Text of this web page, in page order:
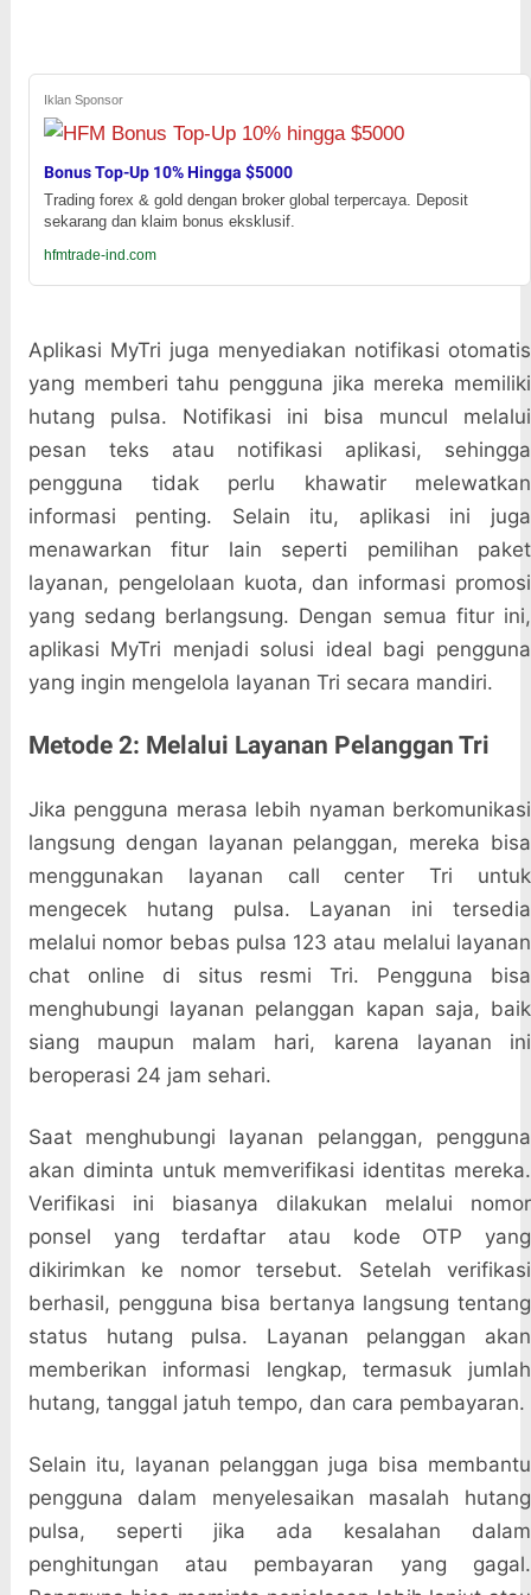
Iklan Sponsor
Bonus Top-Up 10% Hingga $5000
Trading forex & gold dengan broker global terpercaya. Deposit
sekarang dan klaim bonus eksklusif.
hfmtrade-ind.com
Aplikasi MyTri juga menyediakan notifikasi otomatis
yang memberi tahu pengguna jika mereka memiliki
hutang pulsa. Notifikasi ini bisa muncul melalui
pesan teks atau notifikasi aplikasi, sehingga
pengguna tidak perlu khawatir melewatkan
informasi penting. Selain itu, aplikasi ini juga
menawarkan fitur lain seperti pemilihan paket
layanan, pengelolaan kuota, dan informasi promosi
yang sedang berlangsung. Dengan semua fitur ini,
aplikasi MyTri menjadi solusi ideal bagi pengguna
yang ingin mengelola layanan Tri secara mandiri.
Metode 2: Melalui Layanan Pelanggan Tri
Jika pengguna merasa lebih nyaman berkomunikasi
langsung dengan layanan pelanggan, mereka bisa
menggunakan layanan call center Tri untuk
mengecek hutang pulsa. Layanan ini tersedia
melalui nomor bebas pulsa 123 atau melalui layanan
chat online di situs resmi Tri. Pengguna bisa
menghubungi layanan pelanggan kapan saja, baik
siang maupun malam hari, karena layanan ini
beroperasi 24 jam sehari.
Saat menghubungi layanan pelanggan, pengguna
akan diminta untuk memverifikasi identitas mereka.
Verifikasi ini biasanya dilakukan melalui nomor
ponsel yang terdaftar atau kode OTP yang
dikirimkan ke nomor tersebut. Setelah verifikasi
berhasil, pengguna bisa bertanya langsung tentang
status hutang pulsa. Layanan pelanggan akan
memberikan informasi lengkap, termasuk jumlah
hutang, tanggal jatuh tempo, dan cara pembayaran.
Selain itu, layanan pelanggan juga bisa membantu
pengguna dalam menyelesaikan masalah hutang
pulsa, seperti jika ada kesalahan dalam
penghitungan atau pembayaran yang gagal.